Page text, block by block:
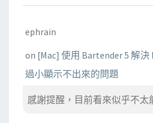
ephrain
on [Mac] 使用 Bartender 5 解決
過小顯示不出來的問題
感謝提醒，目前看來似乎不太